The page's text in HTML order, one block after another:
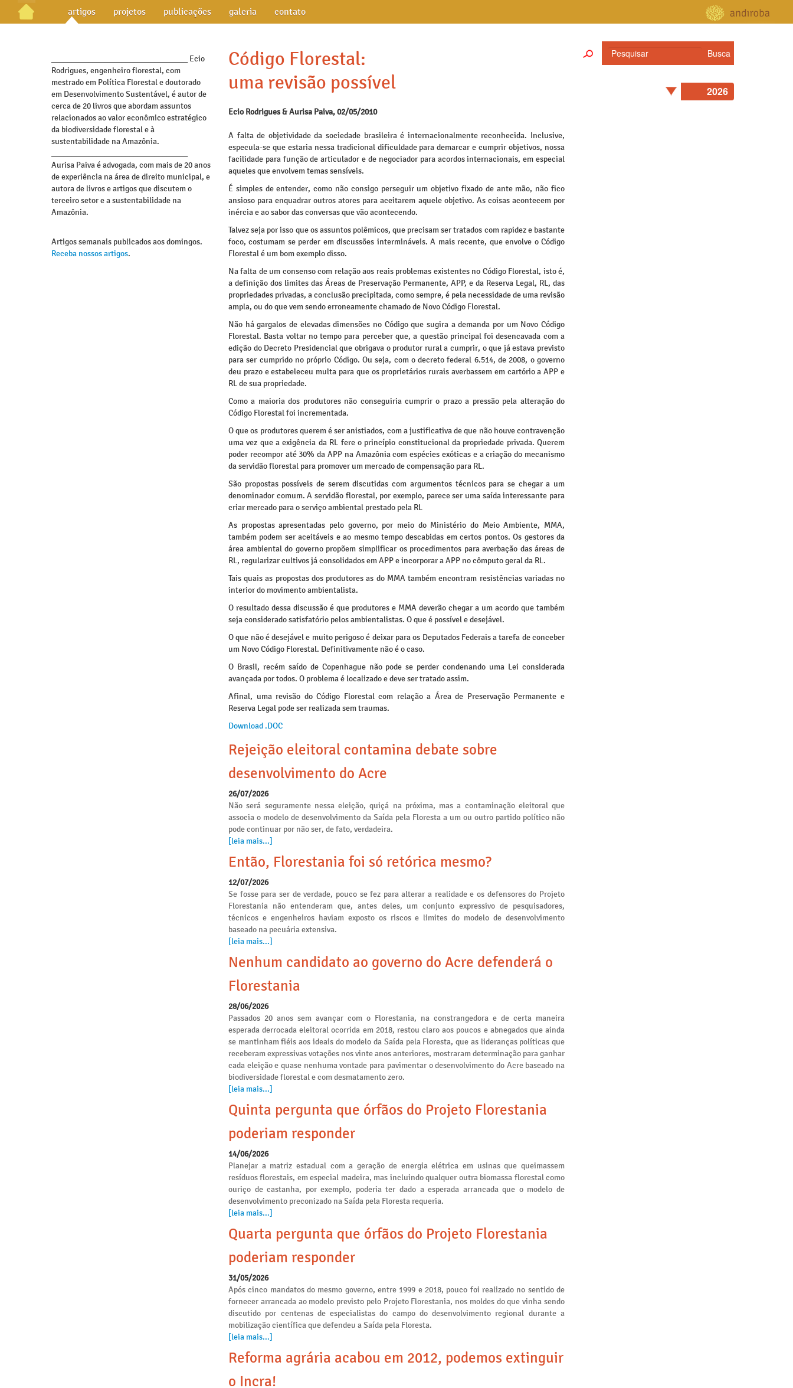
artigos projetos publicações galeria contato
_________________________________ Ecio
Rodrigues, engenheiro florestal, com
mestrado em Política Florestal e doutorado
em Desenvolvimento Sustentável, é autor de
cerca de 20 livros que abordam assuntos
relacionados ao valor econômico estratégico
da biodiversidade florestal e à
sustentabilidade na Amazônia.
Aurisa Paiva é advogada, com mais de 20 anos
de experiência na área de direito municipal, e
autora de livros e artigos que discutem o
terceiro setor e a sustentabilidade na
Amazônia.
Artigos semanais publicados aos domingos.
Receba nossos artigos.
Código Florestal:
uma revisão possível
Ecio Rodrigues & Aurisa Paiva, 02/05/2010
A falta de objetividade da sociedade brasileira é internacionalmente reconhecida. Inclusive,
especula-se que estaria nessa tradicional dificuldade para demarcar e cumprir objetivos, nossa
facilidade para função de articulador e de negociador para acordos internacionais, em especial
aqueles que envolvem temas sensíveis.
É simples de entender, como não consigo perseguir um objetivo fixado de ante mão, não fico
ansioso para enquadrar outros atores para aceitarem aquele objetivo. As coisas acontecem por
inércia e ao sabor das conversas que vão acontecendo.
Talvez seja por isso que os assuntos polêmicos, que precisam ser tratados com rapidez e bastante
foco, costumam se perder em discussões intermináveis. A mais recente, que envolve o Código
Florestal é um bom exemplo disso.
Na falta de um consenso com relação aos reais problemas existentes no Código Florestal, isto é,
a definição dos limites das Áreas de Preservação Permanente, APP, e da Reserva Legal, RL, das
propriedades privadas, a conclusão precipitada, como sempre, é pela necessidade de uma revisão
ampla, ou do que vem sendo erroneamente chamado de Novo Código Florestal.
Não há gargalos de elevadas dimensões no Código que sugira a demanda por um Novo Código
Florestal. Basta voltar no tempo para perceber que, a questão principal foi desencavada com a
edição do Decreto Presidencial que obrigava o produtor rural a cumprir, o que já estava previsto
para ser cumprido no próprio Código. Ou seja, com o decreto federal 6.514, de 2008, o governo
deu prazo e estabeleceu multa para que os proprietários rurais averbassem em cartório a APP e
RL de sua propriedade.
Como a maioria dos produtores não conseguiria cumprir o prazo a pressão pela alteração do
Código Florestal foi incrementada.
O que os produtores querem é ser anistiados, com a justificativa de que não houve contravenção
uma vez que a exigência da RL fere o princípio constitucional da propriedade privada. Querem
poder recompor até 30% da APP na Amazônia com espécies exóticas e a criação do mecanismo
da servidão florestal para promover um mercado de compensação para RL.
São propostas possíveis de serem discutidas com argumentos técnicos para se chegar a um
denominador comum. A servidão florestal, por exemplo, parece ser uma saída interessante para
criar mercado para o serviço ambiental prestado pela RL
As propostas apresentadas pelo governo, por meio do Ministério do Meio Ambiente, MMA,
também podem ser aceitáveis e ao mesmo tempo descabidas em certos pontos. Os gestores da
área ambiental do governo propõem simplificar os procedimentos para averbação das áreas de
RL, regularizar cultivos já consolidados em APP e incorporar a APP no cômputo geral da RL.
Tais quais as propostas dos produtores as do MMA também encontram resistências variadas no
interior do movimento ambientalista.
O resultado dessa discussão é que produtores e MMA deverão chegar a um acordo que também
seja considerado satisfatório pelos ambientalistas. O que é possível e desejável.
O que não é desejável e muito perigoso é deixar para os Deputados Federais a tarefa de conceber
um Novo Código Florestal. Definitivamente não é o caso.
O Brasil, recém saído de Copenhague não pode se perder condenando uma Lei considerada
avançada por todos. O problema é localizado e deve ser tratado assim.
Afinal, uma revisão do Código Florestal com relação a Área de Preservação Permanente e
Reserva Legal pode ser realizada sem traumas.
Download .DOC
Rejeição eleitoral contamina debate sobre
desenvolvimento do Acre
26/07/2026
Não será seguramente nessa eleição, quiçá na próxima, mas a contaminação eleitoral que
associa o modelo de desenvolvimento da Saída pela Floresta a um ou outro partido político não
pode continuar por não ser, de fato, verdadeira.
[leia mais...]
Então, Florestania foi só retórica mesmo?
12/07/2026
Se fosse para ser de verdade, pouco se fez para alterar a realidade e os defensores do Projeto
Florestania não entenderam que, antes deles, um conjunto expressivo de pesquisadores,
técnicos e engenheiros haviam exposto os riscos e limites do modelo de desenvolvimento
baseado na pecuária extensiva.
[leia mais...]
Nenhum candidato ao governo do Acre defenderá o
Florestania
28/06/2026
Passados 20 anos sem avançar com o Florestania, na constrangedora e de certa maneira
esperada derrocada eleitoral ocorrida em 2018, restou claro aos poucos e abnegados que ainda
se mantinham fiéis aos ideais do modelo da Saída pela Floresta, que as lideranças políticas que
receberam expressivas votações nos vinte anos anteriores, mostraram determinação para ganhar
cada eleição e quase nenhuma vontade para pavimentar o desenvolvimento do Acre baseado na
biodiversidade florestal e com desmatamento zero.
[leia mais...]
Quinta pergunta que órfãos do Projeto Florestania
poderiam responder
14/06/2026
Planejar a matriz estadual com a geração de energia elétrica em usinas que queimassem
resíduos florestais, em especial madeira, mas incluindo qualquer outra biomassa florestal como
ouriço de castanha, por exemplo, poderia ter dado a esperada arrancada que o modelo de
desenvolvimento preconizado na Saída pela Floresta requeria.
[leia mais...]
Quarta pergunta que órfãos do Projeto Florestania
poderiam responder
31/05/2026
Após cinco mandatos do mesmo governo, entre 1999 e 2018, pouco foi realizado no sentido de
fornecer arrancada ao modelo previsto pelo Projeto Florestania, nos moldes do que vinha sendo
discutido por centenas de especialistas do campo do desenvolvimento regional durante a
mobilização científica que defendeu a Saída pela Floresta.
[leia mais...]
Reforma agrária acabou em 2012, podemos extinguir
o Incra!